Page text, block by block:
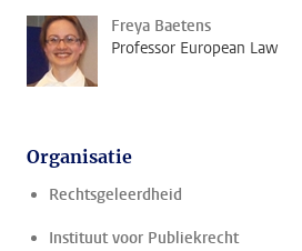
Freya Baetens
Professor European Law
Organisatie
Rechtsgeleerdheid
Instituut voor Publiekrecht